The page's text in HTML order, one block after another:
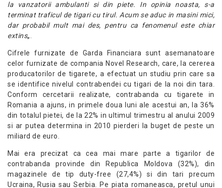
la vanzatorii ambulanti si din piete. In opinia noasta, s-a
terminat traficul de tigari cu tirul. Acum se aduc in masini mici,
dar probabil mult mai des, pentru ca fenomenul este chiar
extins„.
Cifrele furnizate de Garda Financiara sunt asemanatoare
celor furnizate de compania Novel Research, care, la cererea
producatorilor de tigarete, a efectuat un studiu prin care sa
se identifice nivelul contrabendei cu tigari de la noi din tara.
Conform cercetarii realizate, contrabanda cu tigarete in
Romania a ajuns, in primele doua luni ale acestui an, la 36%
din totalul pietei, de la 22% in ultimul trimestru al anului 2009
si ar putea determina in 2010 pierderi la buget de peste un
miliard de euro.
Mai era precizat ca cea mai mare parte a tigarilor de
contrabanda provinde din Republica Moldova (32%), din
magazinele de tip duty-free (27,4%) si din tari precum
Ucraina, Rusia sau Serbia. Pe piata romaneasca, pretul unui